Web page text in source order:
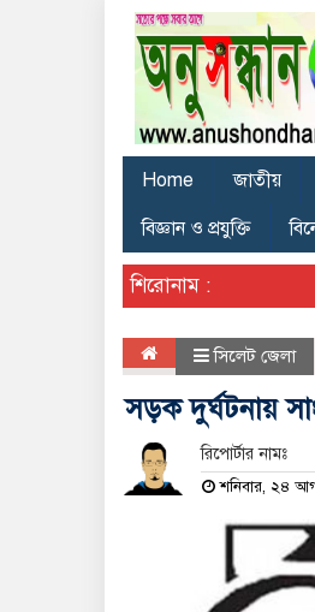
Home জাতীয়
বিজ্ঞান ও প্রযুক্তি
শিরোনাম :
সিলেট জেলা
সড়ক দুর্ঘটনায়
রিপোর্টার নামঃ
শনিবার, ২৪